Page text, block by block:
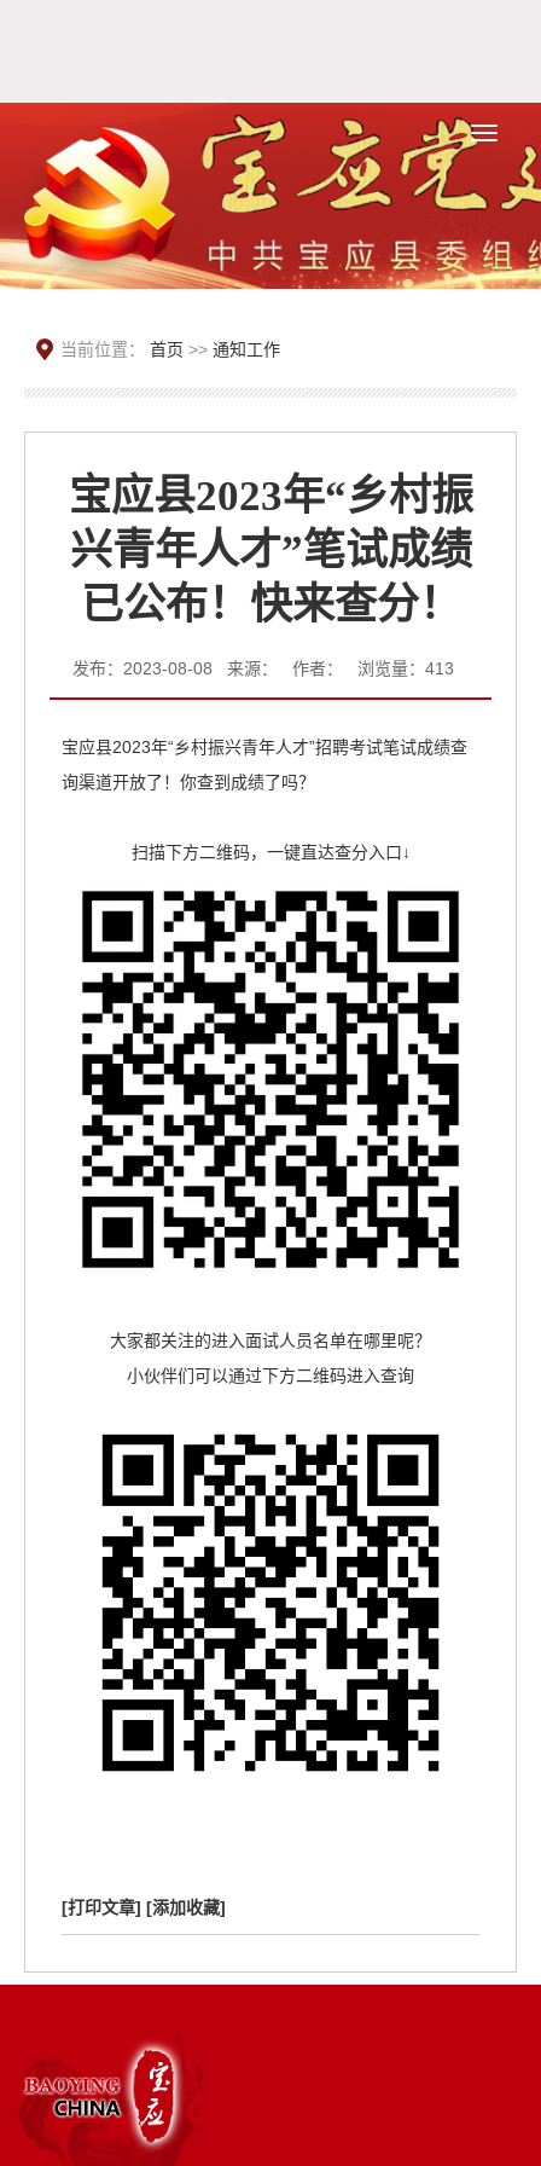
当前位置： 首页 >> 通知工作
宝应县2023年“乡村振
兴青年人才”笔试成绩
已公布！快来查分！
发布：2023-08-08 来源： 作者： 浏览量： 413
宝应县2023年“乡村振兴青年人才”招聘考试笔试成绩查
询渠道开放了！你查到成绩了吗？
扫描下方二维码，一键直达查分入口↓
大家都关注的进入面试人员名单在哪里呢？
小伙伴们可以通过下方二维码进入查询
[打印文章] [添加收藏]